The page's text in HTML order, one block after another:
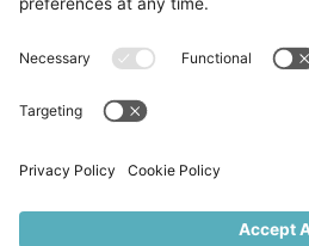
無断複写・転載を禁じます。
プライバシーポリシー
クッキーの設定